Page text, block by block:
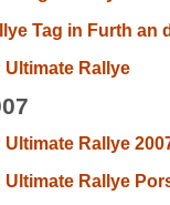
Tag in Furth an
Ultimate Rallye
Ultimate Rallye
Ultimate Rallye